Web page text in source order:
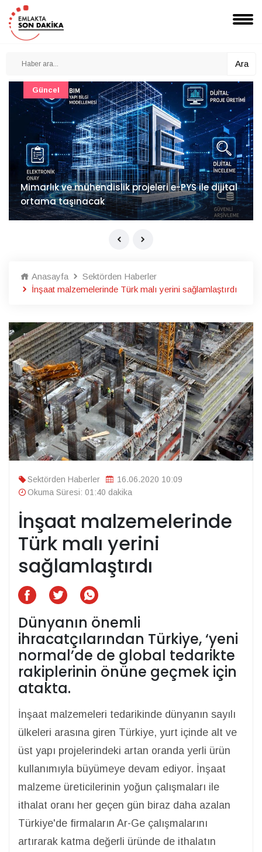
Ara
Mimarlık ve mühendislik projeleri e-PYS ile dijital
ortama taşınacak
Güncel
Anasayfa
Sektörden Haberler
İnşaat malzemelerinde Türk malı yerini sağlamlaştırdı
Sektörden Haberler
16.06.2020 10:09
Okuma Süresi: 01:40 dakika
İnşaat malzemelerinde
Türk malı yerini
sağlamlaştırdı
Dünyanın önemli
ihracatçılarından Türkiye, ‘yeni
normal’de de global tedarikte
rakiplerinin önüne geçmek için
atakta.
İnşaat malzemeleri tedarikinde dünyanın sayılı
ülkeleri arasına giren Türkiye, yurt içinde alt ve
üst yapı projelerindeki artan oranda yerli ürün
kullanımıyla büyümeye devam ediyor. İnşaat
malzeme üreticilerinin yoğun çalışmaları ile
ithalat oranı her geçen gün biraz daha azalan
Türkiye'de firmaların Ar-Ge çalışmalarını
artırarak katma değerli üründe de ithalatın